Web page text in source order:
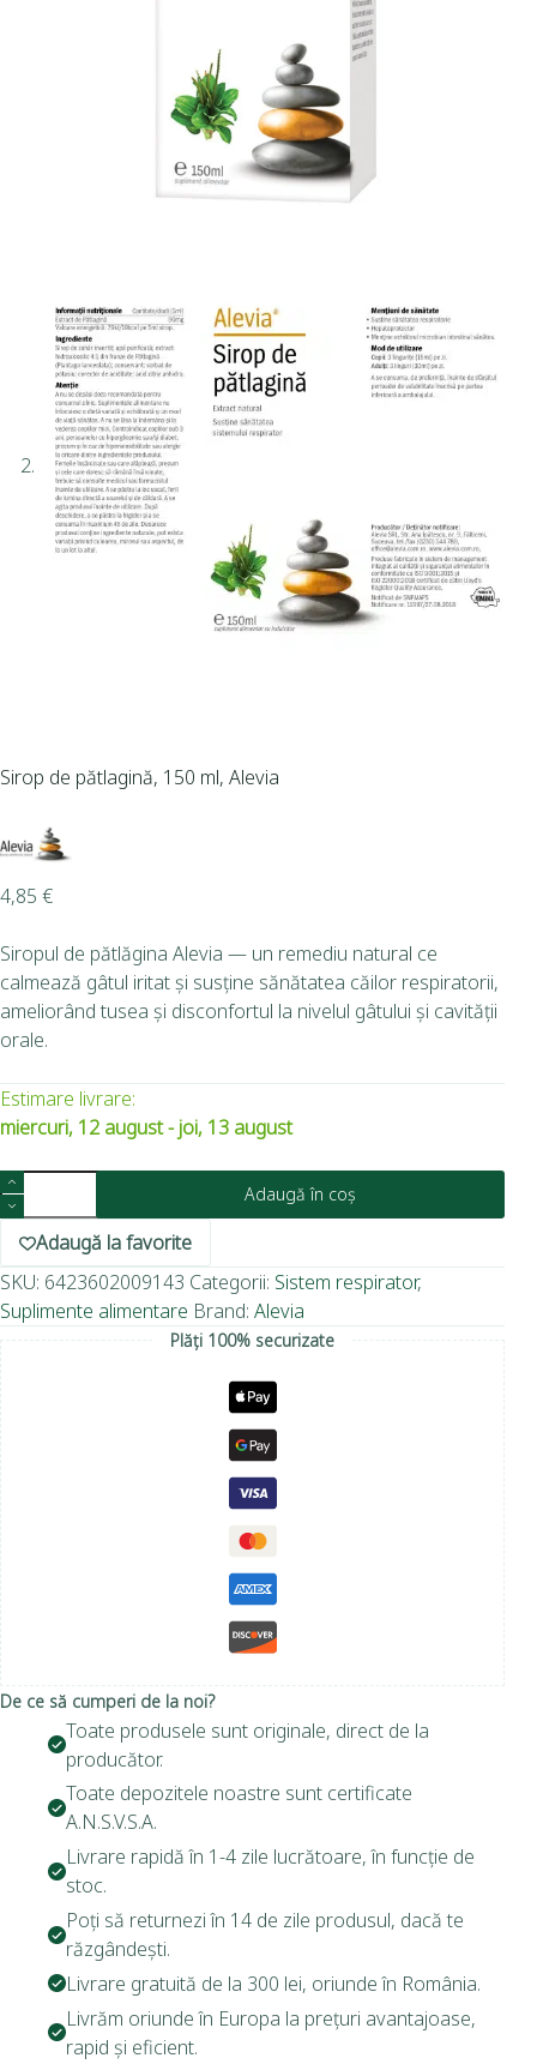
Sirop de pătlagină, 150 ml, Alevia
4,85 €
Siropul de pătlăgina Alevia — un remediu natural ce
calmează gâtul iritat și susține sănătatea căilor respiratorii,
ameliorând tusea și disconfortul la nivelul gâtului și cavității
orale.
Estimare livrare:
miercuri, 12 august - joi, 13 august
Adaugă în coș
Adaugă la favorite
SKU: 6423602009143 Categorii: Sistem respirator,
Suplimente alimentare Brand: Alevia
Plăți 100% securizate
De ce să cumperi de la noi?
Toate produsele sunt originale, direct de la
producător.
Toate depozitele noastre sunt certificate
A.N.S.V.S.A.
Livrare rapidă în 1-4 zile lucrătoare, în funcție de
stoc.
Poți să returnezi în 14 de zile produsul, dacă te
răzgândești.
Livrare gratuită de la 300 lei, oriunde în România.
Livrăm oriunde în Europa la prețuri avantajoase,
rapid și eficient.